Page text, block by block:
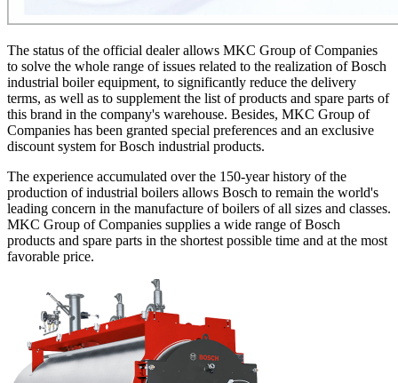
The status of the official dealer allows MKC Group of Companies
to solve the whole range of issues related to the realization of Bosch
industrial boiler equipment, to significantly reduce the delivery
terms, as well as to supplement the list of products and spare parts of
this brand in the company's warehouse. Besides, MKC Group of
Companies has been granted special preferences and an exclusive
discount system for Bosch industrial products.
The experience accumulated over the 150-year history of the
production of industrial boilers allows Bosch to remain the world's
leading concern in the manufacture of boilers of all sizes and classes.
MKC Group of Companies supplies a wide range of Bosch
products and spare parts in the shortest possible time and at the most
favorable price.